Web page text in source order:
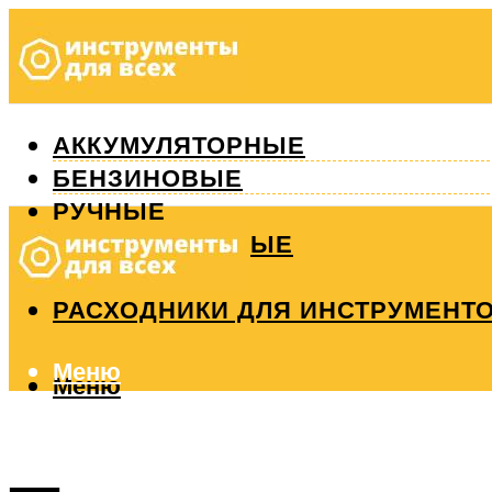
АККУМУЛЯТОРНЫЕ
БЕНЗИНОВЫЕ
РУЧНЫЕ
ИЗМЕРИТЕЛЬНЫЕ
РЕМОНТ
РАСХОДНИКИ ДЛЯ
Меню
Меню